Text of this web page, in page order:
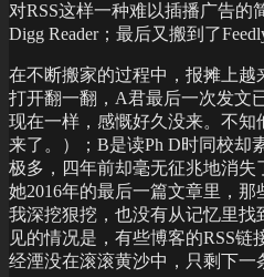
对RSS这样一种难以插播广告的
Digg Reader；最后又搬到了
在不断搬家的过程中，报摊上
打开翻一翻，A君最后一次发文
现在一样，感慨好久没来。不
来了。）；B是读Ph D时同校却
极多，四年前却毫无征兆地消失
她2016年的最后一篇文章里，
我深挖狠挖，也没有从记忆里找
见的情况是，有些博客的RSS链
经湮没在滚滚黄沙中，只剩下一